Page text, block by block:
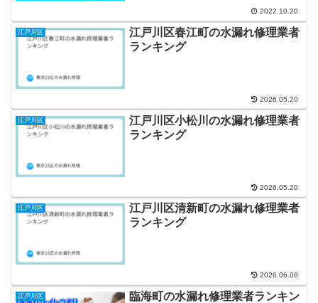
2022.10.20
江戸川区
江戸川区春江町の水漏れ修理業者
ランキング
2026.05.20
江戸川区
江戸川区小松川の水漏れ修理業者
ランキング
2026.05.20
江戸川区
江戸川区清新町の水漏れ修理業者
ランキング
2026.06.08
江戸川区
臨海町の水漏れ修理業者ランキン